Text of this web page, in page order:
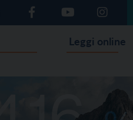
Leggi online